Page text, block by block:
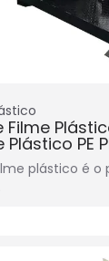
PE
plástico é o